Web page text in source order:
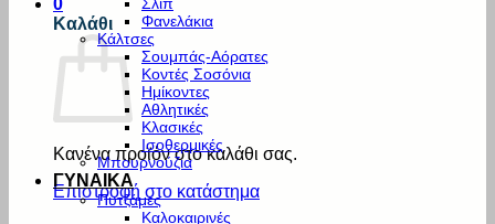
0
Καλάθι
Κανένα προϊόν στο καλάθι σας.
Επιστροφή στο κατάστημα
Φανελάκια
Κάλτσες
Σουμπάς-Αόρατες
Κοντές Σοσόνια
Ημίκοντες
Αθλητικές
Κλασικές
Ισοθερμικές
Μπουρνούζια
ΓΥΝΑΙΚΑ
Πυτζάμες
Καλοκαιρινές